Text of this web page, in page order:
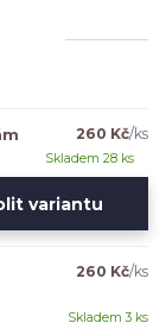
260 Kč/ks
Skladem 28 ks
variantu
260 Kč/ks
Skladem 3 ks